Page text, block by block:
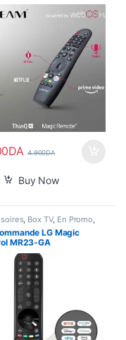
8.400DApeuvent être
DA 4.900DA
Buy Now
, Box TV, En Promo,
Arrivage Smart Home
LG Magic
MR23-GA